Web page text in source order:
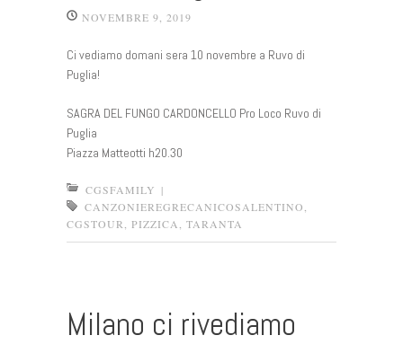
NOVEMBRE 9, 2019
Ci vediamo domani sera 10 novembre a Ruvo di
Puglia!
SAGRA DEL FUNGO CARDONCELLO Pro Loco Ruvo di
Puglia
Piazza Matteotti h20.30
CGSFAMILY |
CANZONIEREGRECANICOSALENTINO
CGSTOUR
PIZZICA TARANTA
Milano ci rivediamo